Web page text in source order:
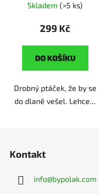
Skladem (>5 ks)
299 Kč
DO KOŠÍKU
Drobný ptáček, že by se
do dlaně vešel. Lehce...
Kontakt
info@bypolak.com